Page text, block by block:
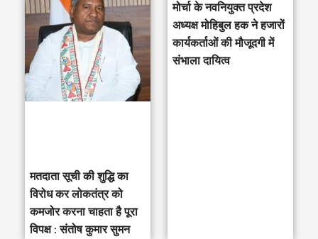
मतदाता सूची की शुद्धि का
विरोध कर लोकतंत्र को
कमजोर करना चाहता है पूरा
विपक्ष : संतोष कुमार सुमन
मोर्चा के नवनियुक्त प्रदेश
अध्यक्ष मोहिबुल हक ने हजारों
कार्यकर्ताओं की मौजूदगी में
संभाला दायित्व